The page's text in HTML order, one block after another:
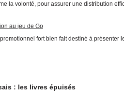
la volonté, pour assurer une distribution
au jeu de Go
fort bien fait destiné à présenter
: les livres épuisés